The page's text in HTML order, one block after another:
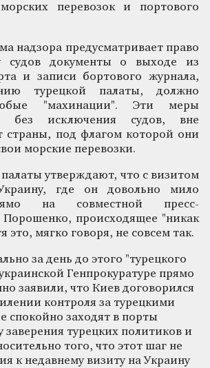
перевозок и портового
надзора предусматривает право
судов документы о выходе из
и записи бортового журнала,
турецкой палаты, должно
"махинации". Эти меры
без исключения судов, вне
страны, под флагом которой они
морские перевозки.
утверждают, что с визитом
где он довольно мило
на совместной пресс-
происходящее "никак
это, мягко говоря, не совсем так.
за день до этого "турецкого
Генпрокуратуре прямо
заявили, что Киев договорился
контроля за турецкими
спокойно заходят в порты
турецких политиков и
того, что этот шаг не
к недавнему визиту на Украину